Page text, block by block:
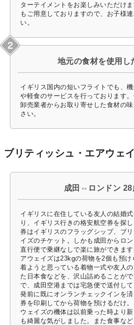
ターテイメントをお楽しみいただけ
もご用意しておりますので、お子様
い。
地元の食材を使用し
イギリス国内の短いフライトでも、
や軽食のサービスを行っております
卸売業者からお取り寄せした食材の
さい。
ブリティッシュ・エアウェ
成田⇔ロンドン 28
イギリスに在住している友人の結婚
り、イギリス行きの格安航空券を探
券はイギリスのフラッグシップ、ブ
イズのチケット。しかも成田からロ
直行便で乗継なしで楽に旅ができま
アウェイズは23kgの荷物を2個も預け
着ようと思っている着物一式や友人
た日本食などを、沢山詰めることが
で、成田空港までは宅急便で送付し
発前に既にオンランチェックインを
券を印刷してから荷物を預けるだけ
ウェイズの機体は以前乗った時より
も綺麗な気がしました。また食事な